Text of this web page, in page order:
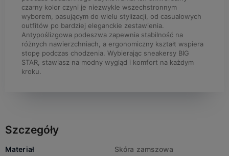
czarny kolor czyni je niezwykle wszechstronnym
wyborem, pasującym do wielu stylizacji, od casualowych
outfitów po bardziej eleganckie zestawienia.
Antypoślizgowa podeszwa zapewnia stabilność na
różnych nawierzchniach, a ergonomiczny kształt wspiera
stopę podczas chodzenia. Wybierając sneakersy BIG
STAR, stawiasz na modny wygląd i komfort na każdym
kroku.
Szczegóły
Materiał Skóra zamszowa